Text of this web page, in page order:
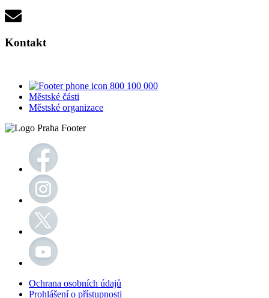
Kontakt
800 100 000
Městské části
Městské organizace
Ochrana osobních údajů
Prohlášení o přístupnosti